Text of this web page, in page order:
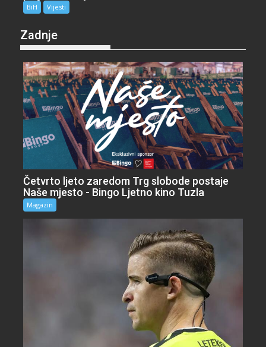
BiH Vijesti
Zadnje
Četvrto ljeto zaredom Trg slobode postaje
Naše mjesto - Bingo Ljetno kino Tuzla
Magazin